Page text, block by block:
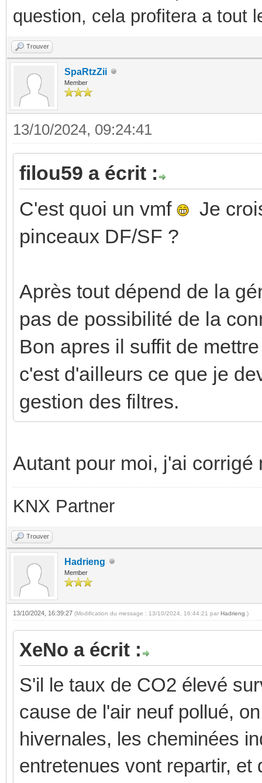
question, cela profitera a tout
Trouver
SpaRtzZii
Member
13/10/2024, 09:24:41
filou59 a écrit :
C'est quoi un vmf
Je
pinceaux DF/SF ?
Après tout dépend de la
pas de possibilité de la
Bon apres il suffit de
c'est d'ailleurs ce que je
gestion des filtres.
Autant pour moi, j'ai corrigé
KNX Partner
Trouver
Hadrieng
Member
13/10/2024, 16:39:27 (Modification du message : 13/10/2024, 16:44:21 par Hadrieng .)
XeNo a écrit :
S'il le taux de CO2 élevé
cause de l'air neuf pollué,
hivernales, les cheminées
entretenues vont repartir, et